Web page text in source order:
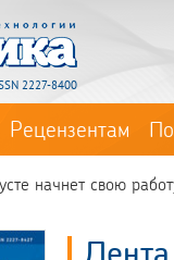
2227-8400
Рецензентам
начнет свою